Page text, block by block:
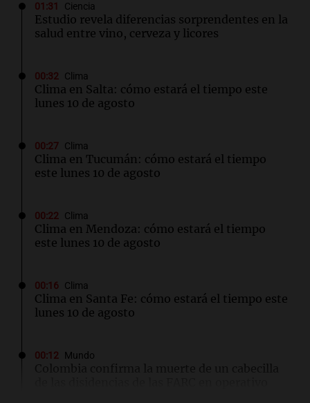
01:31 Ciencia
Estudio revela diferencias sorprendentes en la
salud entre vino, cerveza y licores
00:32 Clima
Clima en Salta: cómo estará el tiempo este
lunes 10 de agosto
00:27 Clima
Clima en Tucumán: cómo estará el tiempo
este lunes 10 de agosto
00:22 Clima
Clima en Mendoza: cómo estará el tiempo
este lunes 10 de agosto
00:16 Clima
Clima en Santa Fe: cómo estará el tiempo este
lunes 10 de agosto
00:12 Mundo